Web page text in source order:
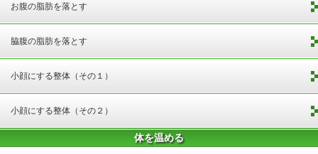
お腹の脂肪を落とす
脇腹の脂肪を落とす
小顔にする整体（その１）
小顔にする整体（その２）
体を温める